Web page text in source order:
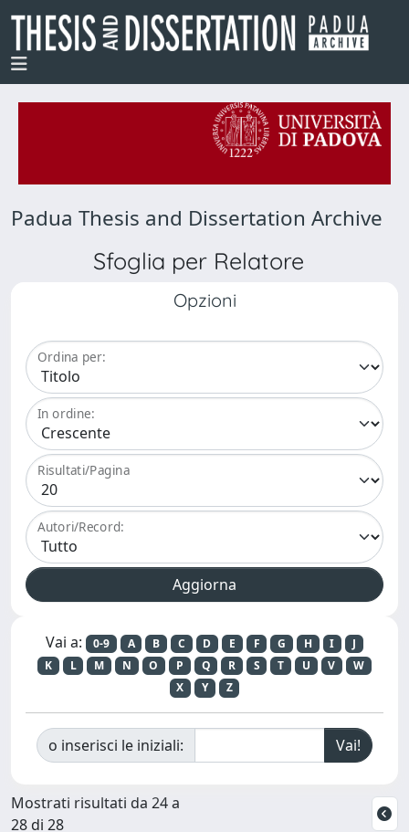
Padua Thesis and Dissertation Archive
Sfoglia per Relatore
Opzioni
Ordina per:
In ordine:
Risultati/Pagina
Autori/Record:
Vai a: 0-9 A B C D E F G H I
J
K
L M N O P Q R S T U V
W
X
Y Z
o inserisci le iniziali:
Mostrati risultati da 24 a
28 di 28